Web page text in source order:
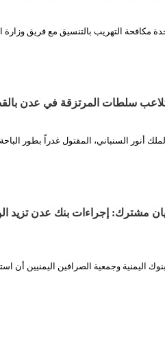
مكافحة التهريب بالتنسيق مع فريق وزارة
سلطات المرتزقة في عدن
أنور السنباني، المقتول غدراً بطور
مشترك: إجراءات بنك عدن تزيد
اليمنية وجمعية الصرافين اليمنيين أن